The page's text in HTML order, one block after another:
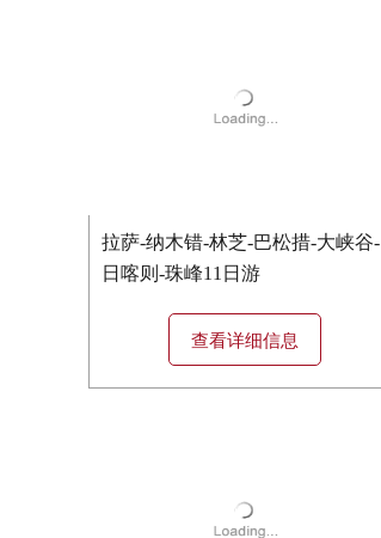
拉萨-纳木错-林芝-巴松措-大峡谷-
日喀则-珠峰11日游
查看详细信息